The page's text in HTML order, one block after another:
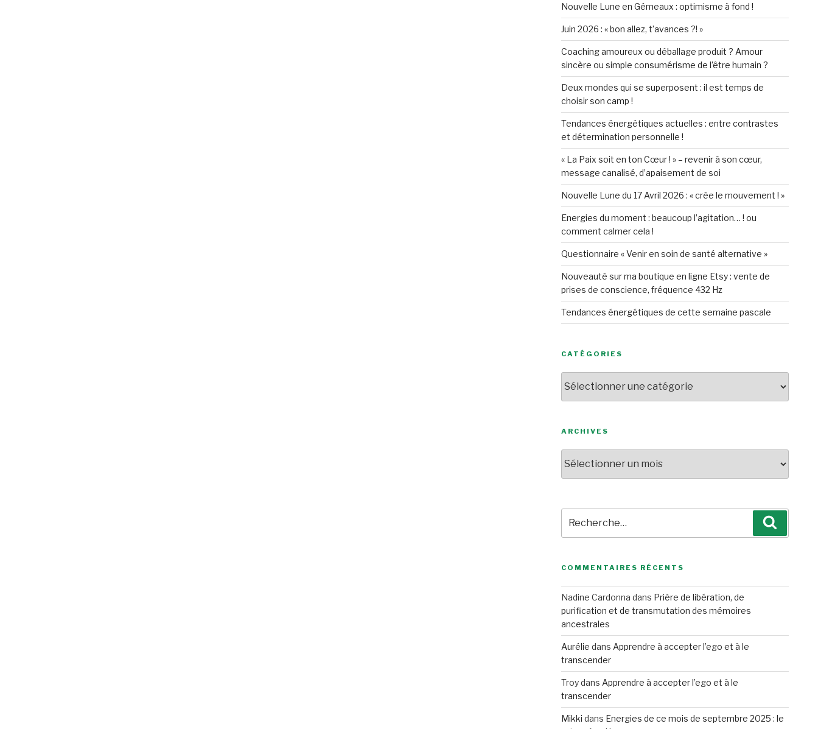
Nouvelle Lune en Gémeaux : optimisme à fond !
Juin 2026 : « bon allez, t’avances ?! »
Coaching amoureux ou déballage produit ? Amour
sincère ou simple consumérisme de l’être humain ?
Deux mondes qui se superposent : il est temps de
choisir son camp !
Tendances énergétiques actuelles : entre contrastes
et détermination personnelle !
« La Paix soit en ton Cœur ! » – revenir à son cœur,
message canalisé, d’apaisement de soi
Nouvelle Lune du 17 Avril 2026 : « crée le mouvement ! »
Energies du moment : beaucoup l’agitation… ! ou
comment calmer cela !
Questionnaire « Venir en soin de santé alternative »
Nouveauté sur ma boutique en ligne Etsy : vente de
prises de conscience, fréquence 432 Hz
Tendances énergétiques de cette semaine pascale
CATÉGORIES
ARCHIVES
pour
:
COMMENTAIRES RÉCENTS
Nadine Cardonna dans Prière de libération, de
purification et de transmutation des mémoires
ancestrales
Aurélie dans Apprendre à accepter l’ego et à le
transcender
Troydans Apprendre à accepter l’ego et à le
transcender
Mikki dans Energies de ce mois de septembre 2025 : le